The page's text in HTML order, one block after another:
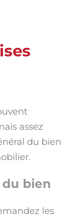
assez
du bien
du bien
les